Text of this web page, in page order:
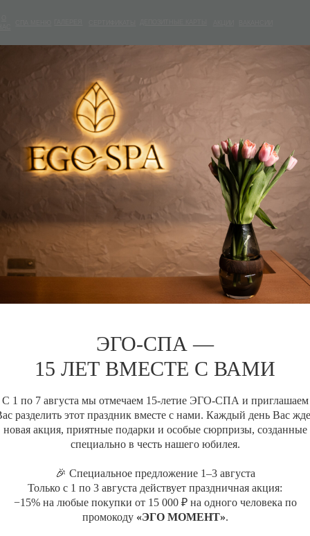
Длительность:
Будние/выходные/
Дополнительное угощение:
Купить сертификат
Релаксация в
элитным чаем и фруктовыми
Распаривание в хаммаме
воздействием эвкалипта
Двухэтапное очищение
1-й этап: очищение тела чёрным
пасты из марокканских оливок
детоксикацию и регенерацию
восприимчивость кожи к морским
Ритуал для стоп с
СПА-уход за волосами
Помогает поддерживать
ЭГО-СПА —
15 ЛЕТ ВМЕСТЕ С ВАМИ
С 1 по 7 августа мы отмечаем 15-летие ЭГО-СПА и приглашаем
разделить этот праздник вместе с нами. Каждый день Вас
новая акция, приятные подарки и особые сюрпризы, созданные
специально в честь нашего юбилея.
🎉 Специальное предложение 1–3 августа
Только с 1 по 3 августа действует праздничная акция:
−15% на любые покупки от 15 000 ₽ на одного человека по
промокоду «ЭГО МОМЕНТ».